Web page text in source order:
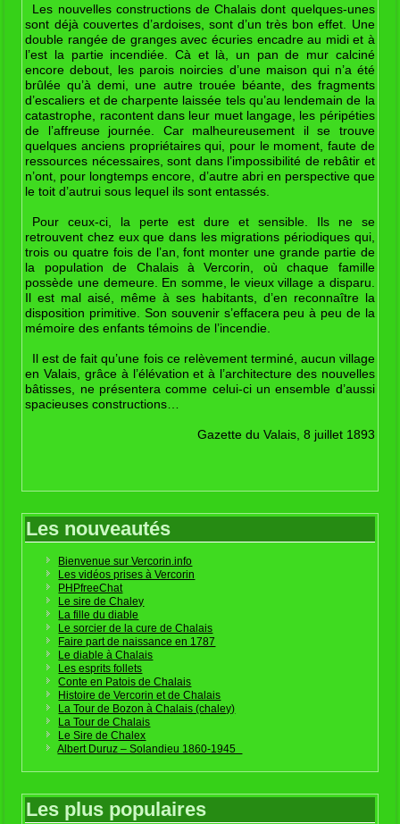
Les nouvelles constructions de Chalais dont quelques-unes
sont déjà couvertes d’ardoises, sont d’un très bon effet. Une
double rangée de granges avec écuries encadre au midi et à
l’est la partie incendiée. Cà et là, un pan de mur calciné
encore debout, les parois noircies d’une maison qui n’a été
brûlée qu’à demi, une autre trouée béante, des fragments
d’escaliers et de charpente laissée tels qu’au lendemain de la
catastrophe, racontent dans leur muet langage, les péripéties
de l’affreuse journée. Car malheureusement il se trouve
quelques anciens propriétaires qui, pour le moment, faute de
ressources nécessaires, sont dans l’impossibilité de rebâtir et
n’ont, pour longtemps encore, d’autre abri en perspective que
le toit d’autrui sous lequel ils sont entassés.
Pour ceux-ci, la perte est dure et sensible. Ils ne se
retrouvent chez eux que dans les migrations périodiques qui,
trois ou quatre fois de l’an, font monter une grande partie de
la population de Chalais à Vercorin, où chaque famille
possède une demeure. En somme, le vieux village a disparu.
Il est mal aisé, même à ses habitants, d’en reconnaître la
disposition primitive. Son souvenir s’effacera peu à peu de la
mémoire des enfants témoins de l’incendie.
Il est de fait qu’une fois ce relèvement terminé, aucun village
en Valais, grâce à l’élévation et à l’architecture des nouvelles
bâtisses, ne présentera comme celui-ci un ensemble d’aussi
spacieuses constructions…
Gazette du Valais, 8 juillet 1893
Les nouveautés
Bienvenue sur Vercorin.info
Les vidéos prises à Vercorin
PHPfreeChat
Le sire de Chaley
La fille du diable
Le sorcier de la cure de Chalais
Faire part de naissance en 1787
Le diable à Chalais
Les esprits follets
Conte en Patois de Chalais
Histoire de Vercorin et de Chalais
La Tour de Bozon à Chalais (chaley)
La Tour de Chalais
Le Sire de Chalex
Albert Duruz – Solandieu 1860-1945
Les plus populaires